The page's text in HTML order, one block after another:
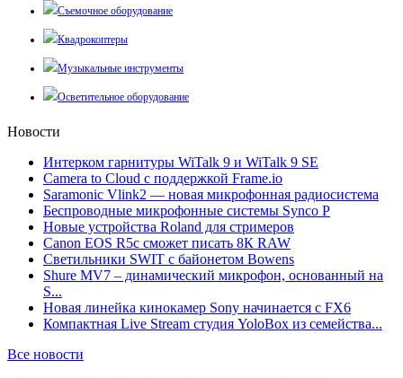
Съемочное оборудование
Квадрокоптеры
Музыкальные инструменты
Осветительное оборудование
Новости
Интерком гарнитуры WiTalk 9 и WiTalk 9 SE
Camera to Cloud с поддержкой Frame.io
Saramonic Vlink2 — новая микрофонная радиосистема
Беспроводные микрофонные системы Synco P
Новые устройства Roland для стримеров
Canon EOS R5c сможет писать 8К RAW
Светильники SWIT с байонетом Bowens
Shure MV7 – динамический микрофон, основанный на
S...
Новая линейка кинокамер Sony начинается с FX6
Компактная Live Stream студия YoloBox из семейства...
Все новости